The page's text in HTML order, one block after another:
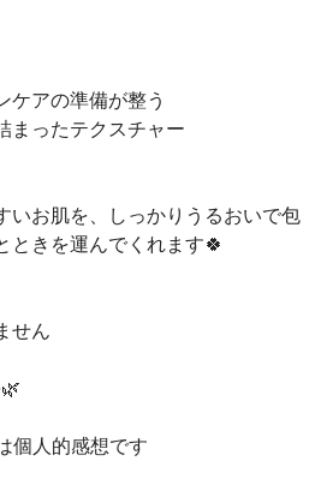
ケアの準備が整う
まったテクスチャー
いお肌を、しっかりうるおいで包
ときを運んでくれます🍀
せん
個人的感想です